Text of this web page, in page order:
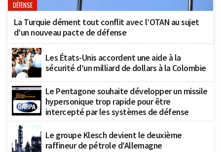
DÉFENSE
La Turquie dément tout conflit avec l’OTAN au sujet
d’un nouveau pacte de défense
Les États-Unis accordent une aide à la
sécurité d’un milliard de dollars à la Colombie
Le Pentagone souhaite développer un missile
hypersonique trop rapide pour être
intercepté par les systèmes de défense
Le groupe Klesch devient le deuxième
raffineur de pétrole d’Allemagne